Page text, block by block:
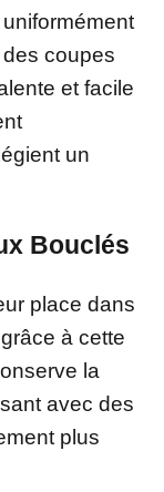
des coupes
et facile
un
Bouclés
place dans
grâce à cette
la
avec des
plus